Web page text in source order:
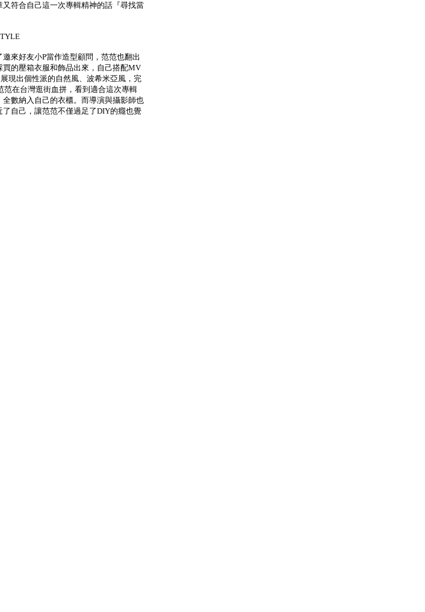
符合自己這一次專輯精神的話『尋找當
來好友小P當作造型顧問，范范也翻出
的壓箱衣服和飾品出來，自己搭配MV
現出個性派的自然風、波希米亞風，完
范在台灣逛街血拼，看到適合這次專輯
數納入自己的衣櫃。而導演與攝影師也
自己，讓范范不僅過足了DIY的癮也覺